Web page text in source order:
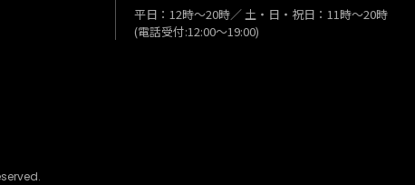
平日：12時～20時／ 土・日・祝日：11時～20時
(電話受付:12:00～19:00)